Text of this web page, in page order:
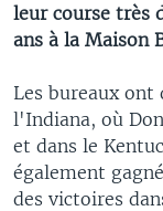
leur course très
ans à la Maison
Les bureaux
l'Indiana, où
et dans le
également
des victoires